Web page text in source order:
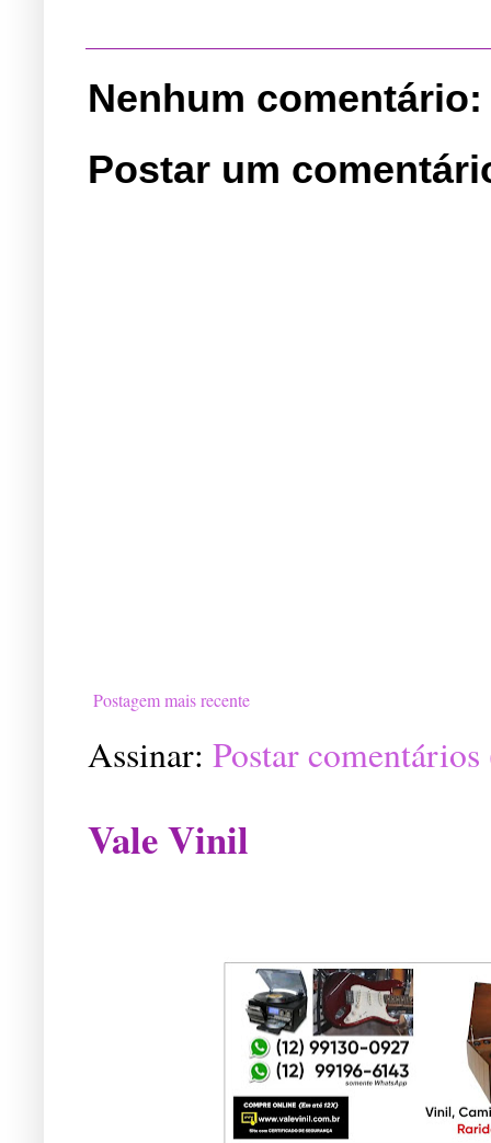
Nenhum comentário:
Postar um
Postagem mais recente
Assinar: Postar
Vale Vinil